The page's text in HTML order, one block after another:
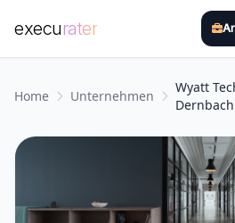
execurater
Home Unternehmen
Wyatt